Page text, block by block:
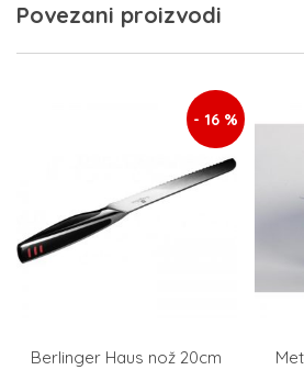
Povezani proizvodi
- 16 %
Berlinger Haus nož 20cm